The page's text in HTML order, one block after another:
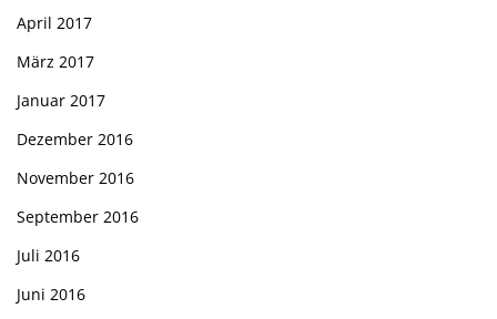
April 2017
März 2017
Januar 2017
Dezember 2016
November 2016
September 2016
Juli 2016
Juni 2016